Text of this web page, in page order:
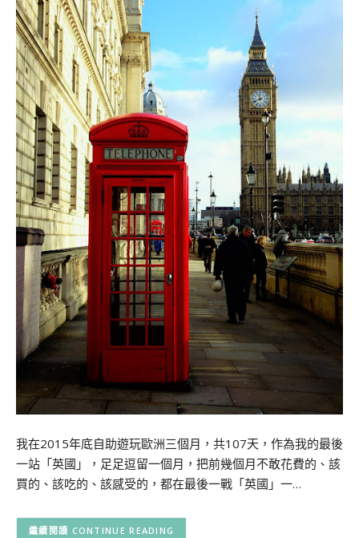
我在2015年底自助遊玩歐洲三個月，共107天，作為我的最後
一站「英國」，足足逗留一個月，把前幾個月不敢花費的、該
買的、該吃的、該感受的，都在最後一戰「英國」一…
CONTINUE READING